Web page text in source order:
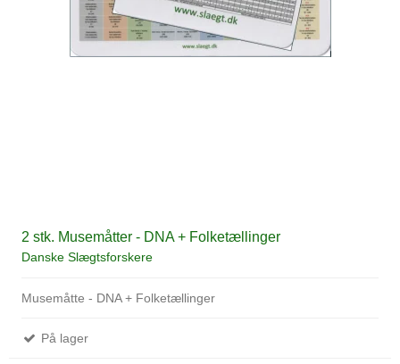
2 stk. Musemåtter - DNA + Folketællinger
Danske Slægtsforskere
Musemåtte - DNA + Folketællinger
På lager